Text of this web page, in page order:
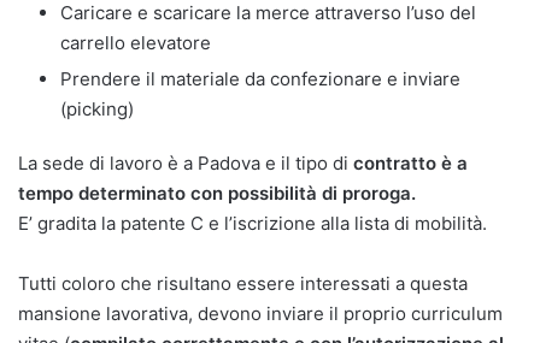
Caricare e scaricare la merce attraverso l’uso del
carrello elevatore
Prendere il materiale da confezionare e inviare
(picking)
La sede di lavoro è a Padova e il tipo di contratto è a
tempo determinato con possibilità di proroga.
E’ gradita la patente C e l’iscrizione alla lista di mobilità.
Tutti coloro che risultano essere interessati a questa
mansione lavorativa, devono inviare il proprio curriculum